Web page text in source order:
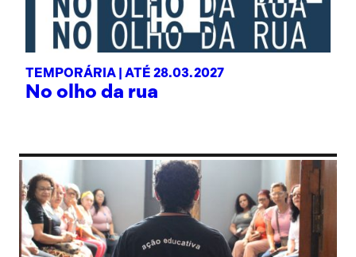
TEMPORÁRIA | ATÉ 28.03.2027
No olho da rua